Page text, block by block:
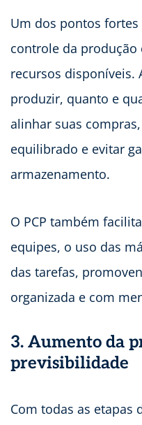
Um dos pontos
controle da produção
recursos disponíveis.
produzir, quanto e
alinhar suas
equilibrado e evitar
armazenamento.
O PCP também
equipes, o uso das
das tarefas,
organizada e com
3. Aumento da
previsibilidade
Com todas as etapas